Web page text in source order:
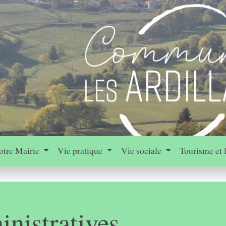
Mairie Vie pratique Vie sociale Tourisme et